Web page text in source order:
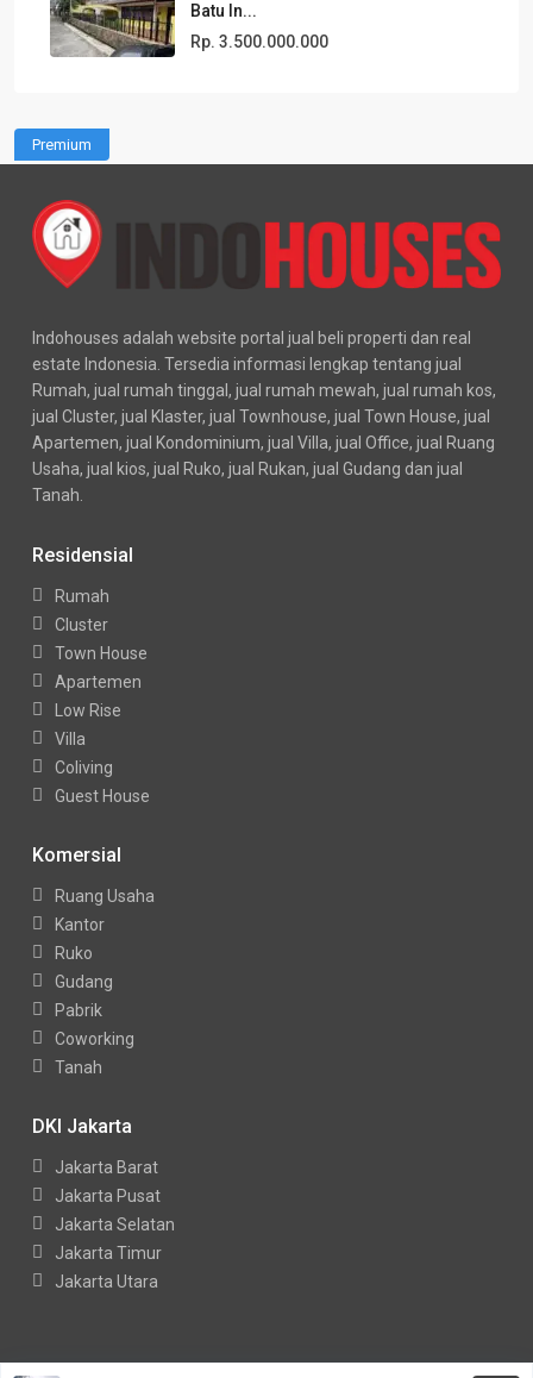
Batu In...
Rp. 3.500.000.000
Premium
Indohouses adalah website portal jual beli properti dan real
estate Indonesia. Tersedia informasi lengkap tentang jual
Rumah, jual rumah tinggal, jual rumah mewah, jual rumah kos,
jual Cluster, jual Klaster, jual Townhouse, jual Town House, jual
Apartemen, jual Kondominium, jual Villa, jual Office, jual Ruang
Usaha, jual kios, jual Ruko, jual Rukan, jual Gudang dan jual
Tanah.
Residensial
Rumah
Cluster
Town House
Apartemen
Low Rise
Villa
Coliving
Guest House
Komersial
Ruang Usaha
Kantor
Ruko
Gudang
Pabrik
Coworking
Tanah
DKI Jakarta
Jakarta Barat
Jakarta Pusat
Jakarta Selatan
Jakarta Timur
Jakarta Utara